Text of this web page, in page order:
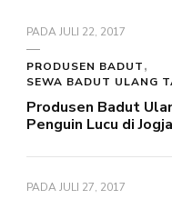
PADAJULI 22, 2017
PRODUSEN BADUT
SEWA BADUT ULANG
Produsen Badut
Penguin Lucu di Jogja
PADAJULI 27, 2017